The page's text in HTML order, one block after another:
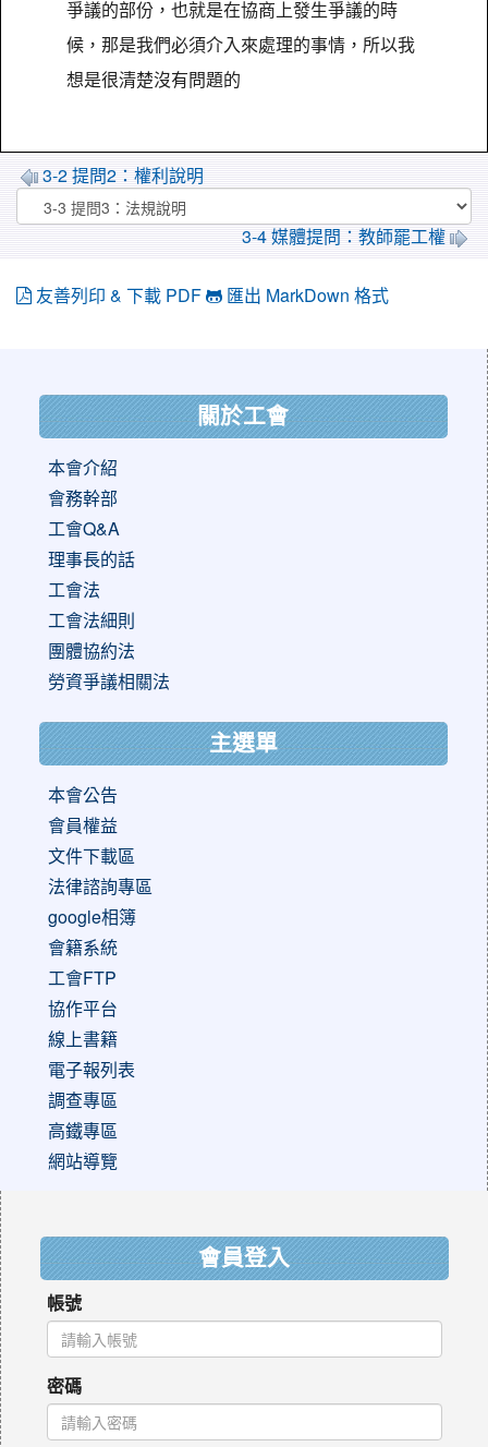
爭議的部份，也就是在協商上發生爭議的時
候，那是我們必須介入來處理的事情，所以我
想是很清楚沒有問題的
3-2 提問2：權利說明
3-4 媒體提問：教師罷工權
友善列印 & 下載 PDF 匯出 MarkDown 格式
關於工會
本會介紹
會務幹部
工會Q&A
理事長的話
工會法
工會法細則
團體協約法
勞資爭議相關法
主選單
本會公告
會員權益
文件下載區
法律諮詢專區
google相簿
會籍系統
工會FTP
協作平台
線上書籍
電子報列表
調查專區
高鐵專區
網站導覽
會員登入
帳號
密碼